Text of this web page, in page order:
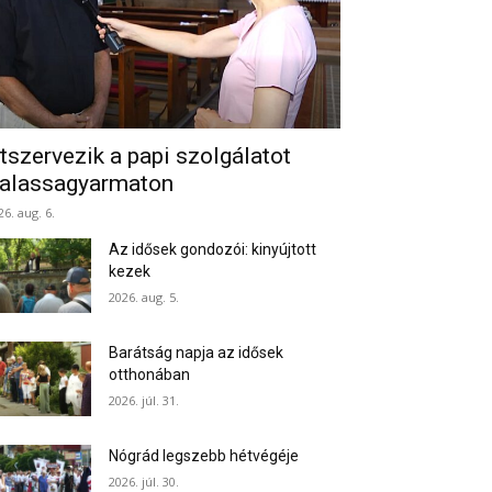
a papi szolgálatot
aug. 6.
Az idősek gondozói: kinyújtott
kezek
2026. aug. 5.
Barátság napja az idősek
otthonában
2026. júl. 31.
Nógrád legszebb hétvégéje
2026. júl. 30.